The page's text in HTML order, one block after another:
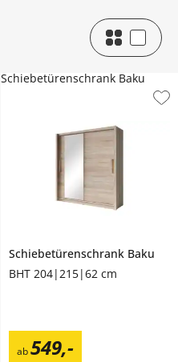
Schiebetürenschrank Baku
BHT 204|215|62 cm
ab 549,-
Schiebetürenschrank Baku